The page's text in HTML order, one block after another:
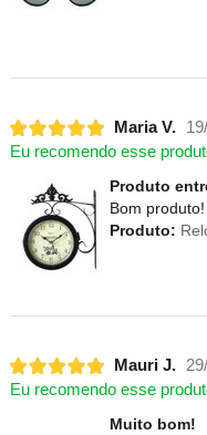
Maria V.
Eu recomendo esse
Produto
Bom
Produto:
Mauri J.
Eu recomendo esse
Muito bom!